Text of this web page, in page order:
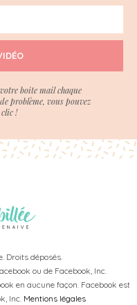
boite mail chaque
problème, vous pouvez
!
Droits déposés.
ou de Facebook, Inc.
en aucune façon. Facebook est
Inc. Mentions légales